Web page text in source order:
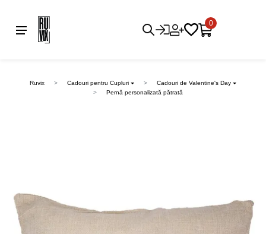
0
Ruvix Cadouri pentru Cupluri
Cadouri de Valentine's Day
Pernă personalizată pătrată